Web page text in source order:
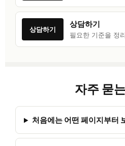
상담하기
상담하기
필요한 기준을 정
자주 묻
처음에는 어떤 페이지부터